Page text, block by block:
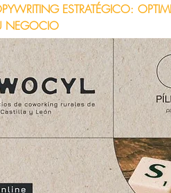
ESTRATÉGICO:
NEGOCIO